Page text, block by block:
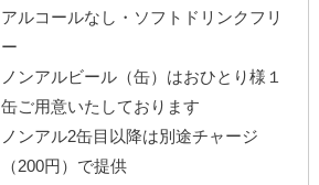
アルコールなし・ソフトドリンクフリ
ー
ノンアルビール（缶）はおひとり様１
缶ご用意いたしております
ノンアル2缶目以降は別途チャージ
（200円）で提供